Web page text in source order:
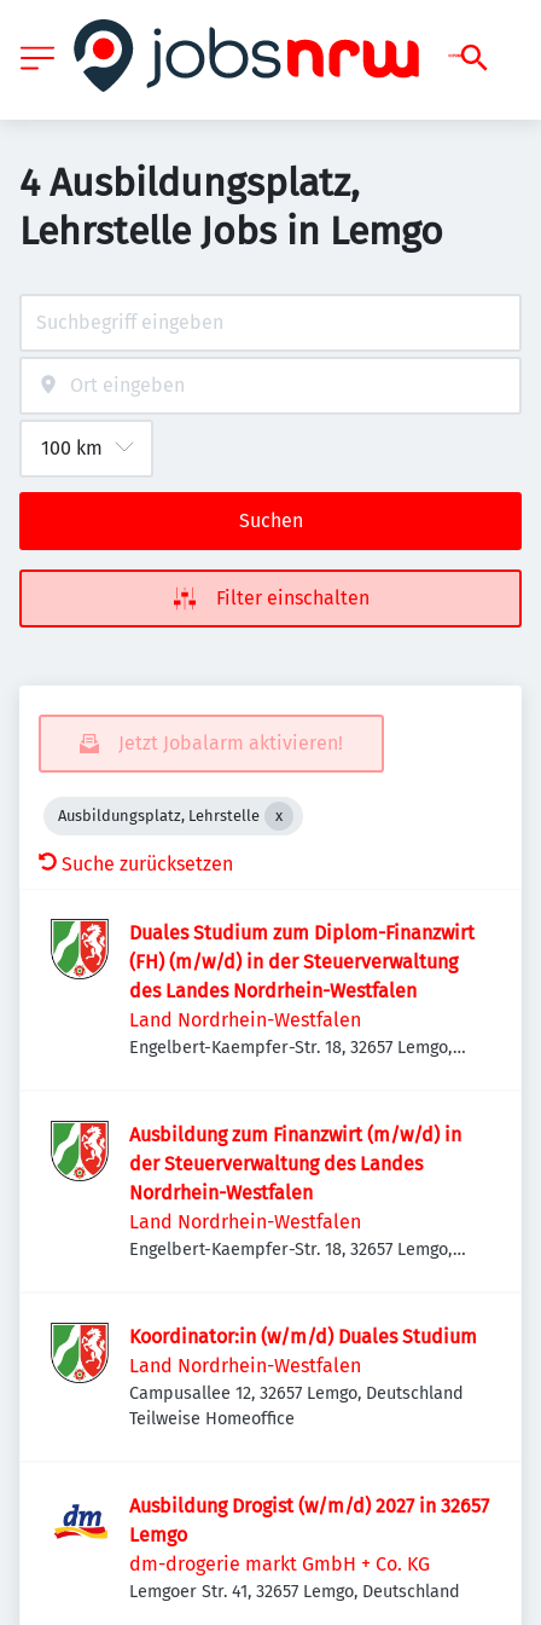
4 Ausbildungsplatz,
Lehrstelle Jobs in Lemgo
Suchen
Filter einschalten
Jetzt Jobalarm aktivieren!
Ausbildungsplatz, Lehrstelle
Suche zurücksetzen
Duales Studium zum Diplom-Finanzwirt
(FH) (m/w/d) in der Steuerverwaltung
des Landes Nordrhein-Westfalen
Land Nordrhein-Westfalen
Engelbert-Kaempfer-Str. 18, 32657 Lemgo,
Ausbildung zum Finanzwirt (m/w/d) in
der Steuerverwaltung des Landes
Nordrhein-Westfalen
Land Nordrhein-Westfalen
Engelbert-Kaempfer-Str. 18, 32657 Lemgo,
Koordinator:in (w/m/d) Duales Studium
Land Nordrhein-Westfalen
Campusallee 12, 32657 Lemgo, Deutschland
Teilweise Homeoffice
Ausbildung Drogist (w/m/d) 2027 in 32657
Lemgo
dm-drogerie markt GmbH + Co. KG
Lemgoer Str. 41, 32657 Lemgo, Deutschland